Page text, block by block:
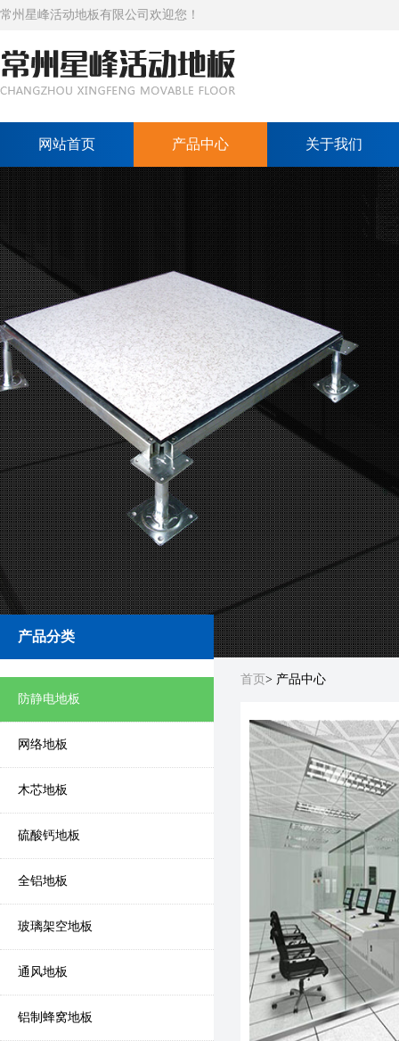
常州星峰活动地板有限公司欢迎您！
网站首页 产品中心 关于我们
产品分类
防静电地板
网络地板
木芯地板
硫酸钙地板
全铝地板
玻璃架空地板
通风地板
铝制蜂窝地板
首页 > 产品中心